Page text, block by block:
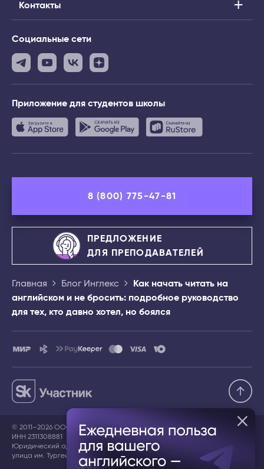
Контакты
Социальные сети
Приложение для студентов школы
8 (800) 775-47-81
ПРЕДЛОЖЕНИЕ
ДЛЯ ПРЕПОДАВАТЕЛЕЙ
Главная Блог Инглекс
Как начать читать на
английском и не бросить: подробное руководство
для тех, кто давно хотел, но боялся
© 2011–2026 ООО «ИНГЛЕКС»,
ИНН 2311308881
Юридический адрес: 350078, Краснодарский край, г. Краснодар,
улица им. Тургенева, дом 189/6, ЛИТЕР А, помещение 91/1